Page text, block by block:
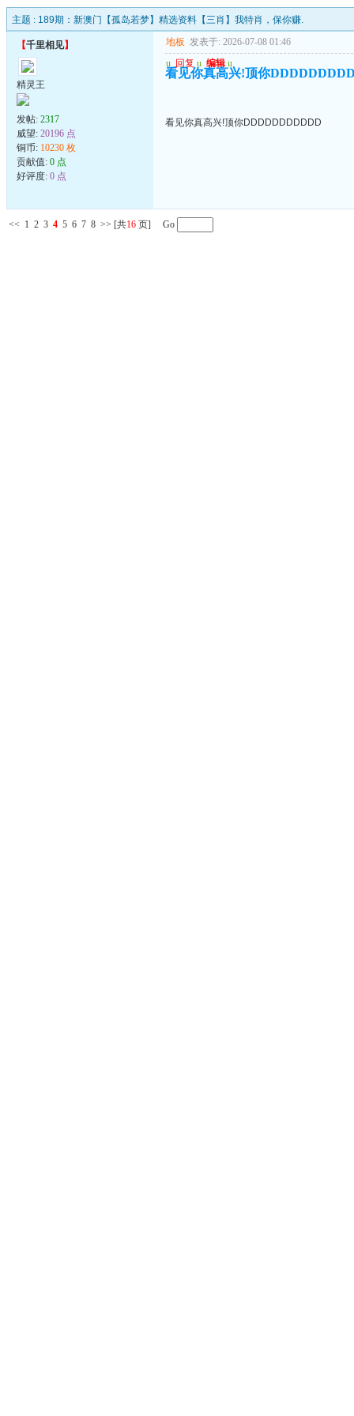
主题 : 189期：新澳门【孤岛若梦】精选资料【三肖】我特肖，保你赚.
【千里相见】
精灵王
发帖: 2317
威望: 20196 点
铜币: 10230 枚
贡献值: 0 点
好评度: 0 点
地板 发表于: 2026-07-08 01:46
u 回复 u 编辑 u
看见你真高兴!顶你
看见你真高兴!顶你DDDDDDDDDDD
<< 1 2 3 4 5 6 7 8 >> [共16 页] Go